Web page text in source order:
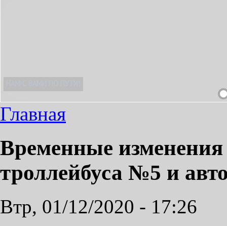
Главная
Временные
троллейбуса №5 и
Втр, 01/12/2020 - 17:26